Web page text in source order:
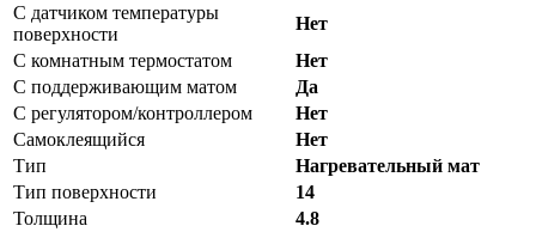
С датчиком температуры
поверхности
Нет
С комнатным термостатом
Нет
С поддерживающим матом
Да
С регулятором/контроллером
Нет
Самоклеящийся
Нет
Тип
Нагревательный мат
Тип поверхности
14
Толщина
4.8